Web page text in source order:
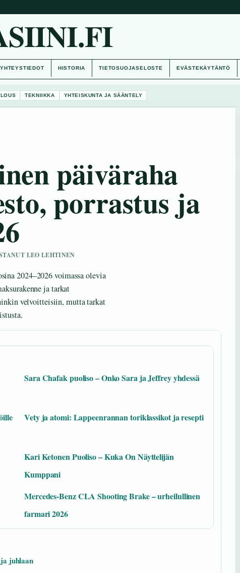
YHTEYSTIEDOT HISTORIA TIETOSUOJASELOSTE EVÄSTEKÄYTÄNTÖ
TEKNIIKKA YHTEISKUNTA JA SÄÄNTELY
päiväraha
porrastus ja
LEO LEHTINEN
2024–2026 voimassa olevia
ja tarkat
velvoitteisiin, mutta tarkat
Sara Chafak puoliso – Onko Sara ja Jeffrey yhdessä
Vety ja atomi: Lappeenrannan toriklassikot ja resepti
Kari Ketonen Puoliso – Kuka On Näyttelijän
Kumppani
Mercedes-Benz CLA Shooting Brake – urheilullinen
farmari 2026
juhlaan